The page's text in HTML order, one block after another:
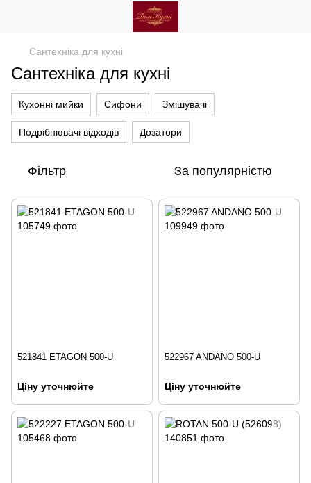
Сантехніка для кухні
Сантехніка для кухні
Кухонні мийки Сифони Змішувачі
Подрібнювачі відходів Дозатори
Фільтр За популярністю
521841 ETAGON 500-U
Ціну уточнюйте
522967 ANDANO 500-U
Ціну уточнюйте